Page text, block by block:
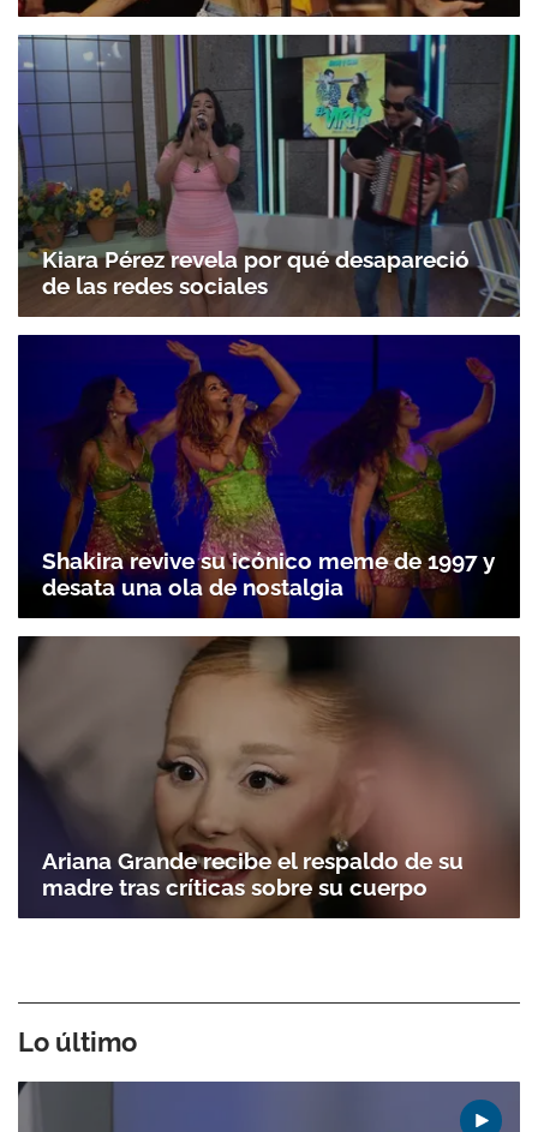
Kiara Pérez revela por qué desapareció
de las redes sociales
Shakira revive su icónico meme de 1997 y
desata una ola de nostalgia
Ariana Grande recibe el respaldo de su
madre tras críticas sobre su cuerpo
Lo último